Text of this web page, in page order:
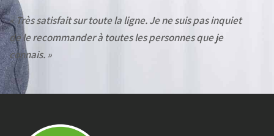
« Très satisfait sur toute la ligne. Je ne suis pas inquiet
de le recommander à toutes les personnes que je
connais. »